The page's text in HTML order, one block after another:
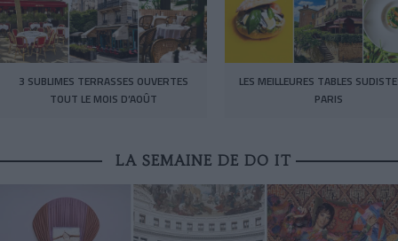
3 SUBLIMES TERRASSES OUVERTES
TOUT LE MOIS D’AOÛT
LES MEILLEURES TABLES
PARIS
LA SEMAINE DE DO IT